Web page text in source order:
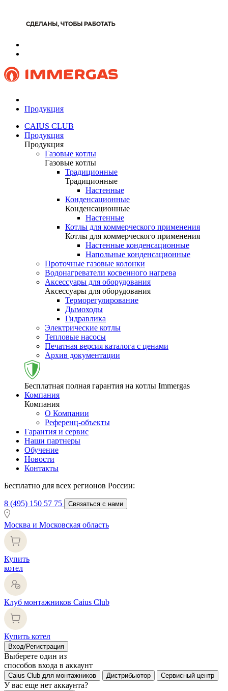
Продукция
CAIUS CLUB
Продукция
Продукция
Газовые котлы
Газовые котлы
Традиционные
Традиционные
Настенные
Конденсационные
Конденсационные
Настенные
Котлы для коммерческого применения
Котлы для коммерческого применения
Настенные конденсационные
Напольные конденсационные
Проточные газовые колонки
Водонагреватели косвенного нагрева
Аксессуары для оборудования
Аксессуары для оборудования
Терморегулирование
Дымоходы
Гидравлика
Электрические котлы
Тепловые насосы
Печатная версия каталога с ценами
Архив документации
Бесплатная полная гарантия на котлы Immergas
Компания
Компания
О Компании
Референц-объекты
Гарантия и сервис
Наши партнеры
Обучение
Новости
Контакты
Бесплатно для всех регионов России:
8 (495) 150 57 75 Связаться с нами
Москва и Московская область
Купить
котел
Клуб монтажников Caius Club
Купить котел
Вход/Регистрация
Выберете один из
способов входа в аккаунт
Caius Club для монтажников Дистрибьютор Сервисный центр
У вас еще нет аккаунта?